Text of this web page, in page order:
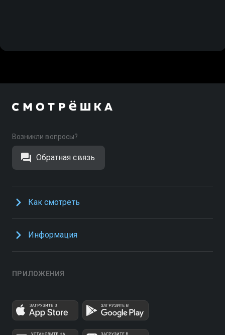
Возникли вопросы?
Обратная связь
Как смотреть
Информация
ПРИЛОЖЕНИЯ